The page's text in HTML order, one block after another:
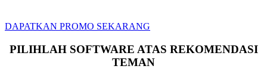
DAPATKAN PROMO SEKARANG
PILIHLAH SOFTWARE ATAS REKOMENDASI
TEMAN